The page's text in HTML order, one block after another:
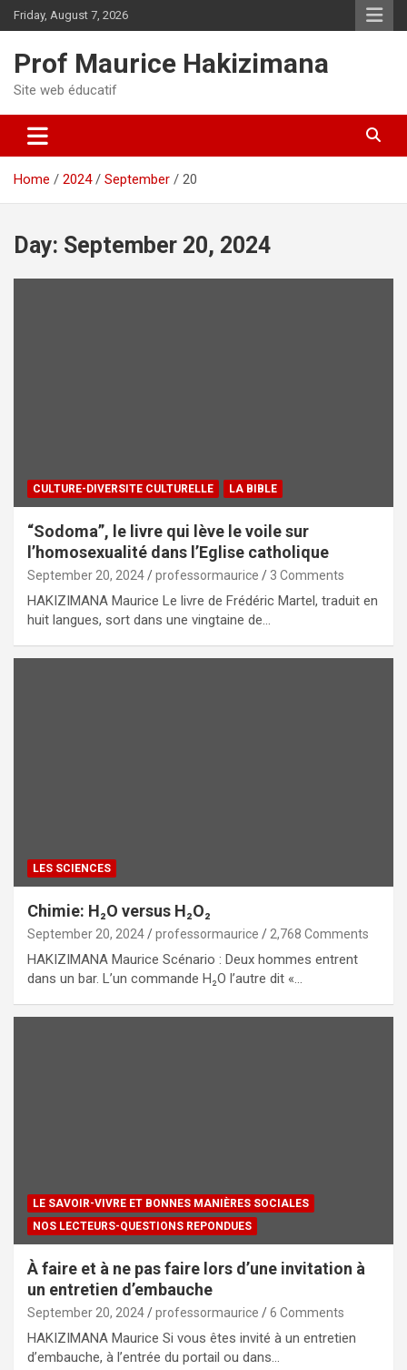
Skip
to
Friday, August 7, 2026
Prof Maurice Hakizimana
Site web éducatif
Home 2024 September 20
Day: September 20, 2024
CULTURE-DIVERSITE CULTURELLE LA BIBLE
“Sodoma”, le livre qui lève le voile sur
l’homosexualité dans l’Eglise catholique
September 20, 2024 professormaurice 3 Comments
HAKIZIMANA Maurice Le livre de Frédéric Martel, traduit en
huit langues, sort dans une vingtaine de…
LES SCIENCES
Chimie: H₂O versus H₂O₂
September 20, 2024 professormaurice 2,768 Comments
HAKIZIMANA Maurice Scénario : Deux hommes entrent
dans un bar. L’un commande H₂O l’autre dit «…
LE SAVOIR-VIVRE ET BONNES MANIÈRES SOCIALES
NOS LECTEURS-QUESTIONS REPONDUES
À faire et à ne pas faire lors d’une invitation à
un entretien d’embauche
September 20, 2024 professormaurice 6 Comments
HAKIZIMANA Maurice Si vous êtes invité à un entretien
d’embauche, à l’entrée du portail ou dans…